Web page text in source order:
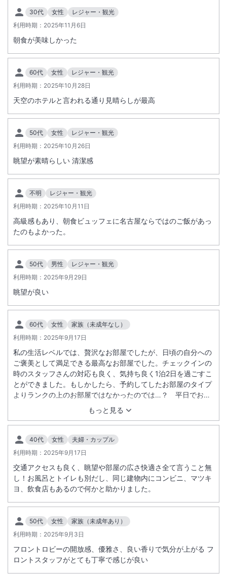
30代 女性
レジャー・観光
利用時期： 2025年11月6日
朝食が美味しかった
60代 女性
レジャー・観光
利用時期： 2025年10月28日
天空のホテルと言われる通り見晴らしが最高
50代 女性
レジャー・観光
利用時期： 2025年10月26日
眺望が素晴らしい 清潔感
不明
レジャー・観光
利用時期： 2025年10月11日
高級感もあり、朝食ビュッフェに名古屋ならではのご飯があっ
たのもよかった。
50代 男性
レジャー・観光
利用時期： 2025年9月29日
眺望が良い
60代 女性
家族（未成年なし）
利用時期： 2025年9月17日
もっと見る
私の生活レベルでは、贅沢なお部屋でしたが、日頃の自分への
ご褒美として満足できる最高なお部屋でした。チェックインの
時のスタッフさんの対応も良く、気持ち良く1泊2日を過ごすこ
とができました。もしかしたら、予約してしたお部屋のタイプ
よりランクの上のお部屋ではなかったのでは…？ 平日でお部
屋が空いていたので、ランク上のお部屋を用意していただけた
のだとしたら、配慮が素晴らし過ぎると、宿泊中より一層幸せ
な気分で過ごせました。 クラブラウンジを利用できたのも最高
でした。 時間を気にせずゆっくりとお酒をいただくことが出来
て、非現実的なひと時を過ごすことができて、ほんとに幸せで
した。
40代 女性
夫婦・カップル
利用時期： 2025年9月17日
交通アクセスも良く、眺望や部屋の広さ快適さ全て言うこと無
し！お風呂とトイレも別だし、同じ建物内にコンビニ、マツキ
ヨ、飲食店もあるので何かと助かりました。
50代 女性
家族（未成年あり）
利用時期： 2025年9月3日
フロントロビーの開放感、優雅さ、良い香りで気分が上がる フ
ロントスタッフがとても丁寧で感じが良い